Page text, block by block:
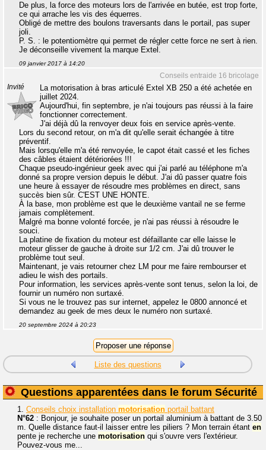
De plus, la force des moteurs lors de l'arrivée en butée, est trop forte,
ce qui arrache les vis des équerres.
Obligé de mettre des boulons traversants dans le portail, pas super
joli.
P. S. : le potentiomètre qui permet de régler cette force ne sert à rien.
Je déconseille vivement la marque Extel.
09 janvier 2017 à 14:20
Conseils entraide 16 bricolage
Invité
La motorisation à bras articulé Extel XB 250 a été achetée en
juillet 2024.
Aujourd'hui, fin septembre, je n'ai toujours pas réussi à la faire
fonctionner correctement.
J'ai déjà dû la renvoyer deux fois en service après-vente.
Lors du second retour, on m'a dit qu'elle serait échangée à titre
préventif.
Mais lorsqu'elle m'a été renvoyée, le capot était cassé et les fiches
des câbles étaient détériorées !!!
Chaque pseudo-ingénieur geek avec qui j'ai parlé au téléphone m'a
donné sa propre version depuis le début. J'ai dû passer quatre fois
une heure à essayer de résoudre mes problèmes en direct, sans
succès bien sûr. C'EST UNE HONTE.
À la base, mon problème est que le deuxième vantail ne se ferme
jamais complètement.
Malgré ma bonne volonté forcée, je n'ai pas réussi à résoudre le
souci.
La platine de fixation du moteur est défaillante car elle laisse le
moteur glisser de gauche à droite sur 1/2 cm. J'ai dû trouver le
problème tout seul.
Maintenant, je vais retourner chez LM pour me faire rembourser et
adieu le wish des portails.
Pour information, les services après-vente sont tenus, selon la loi, de
fournir un numéro non surtaxé.
Si vous ne le trouvez pas sur internet, appelez le 0800 annoncé et
demandez au geek de mes deux le numéro non surtaxé.
20 septembre 2024 à 20:23
Liste des questions
Questions apparentées dans le forum Sécurité
1. Conseils choix installation motorisation portail battant
N°62 : Bonjour, je souhaite poser un portail aluminium à battant de 3.50
m. Quelle distance faut-il laisser entre les piliers ? Mon terrain étant en
pente je recherche une motorisation qui s'ouvre vers l'extérieur.
Pouvez-vous me...